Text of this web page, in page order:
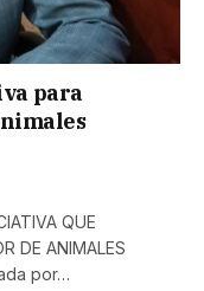
para
QUE
DE ANIMALES
por…